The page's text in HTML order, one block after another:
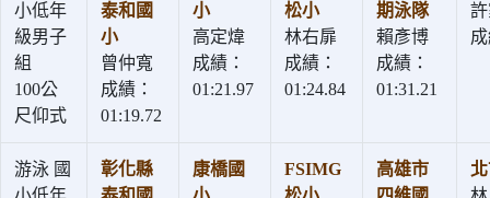
小低年
級男子
組
100公
尺仰式
泰和國
小
曾仲寬
成績：
01:19.72
小
高定煒
成績：
01:21.97
松小
林右扉
成績：
01:24.84
期泳隊
賴彥博
成績：
01:31.21
游泳 國
彰化縣
康橋國
FSIMG
高雄市